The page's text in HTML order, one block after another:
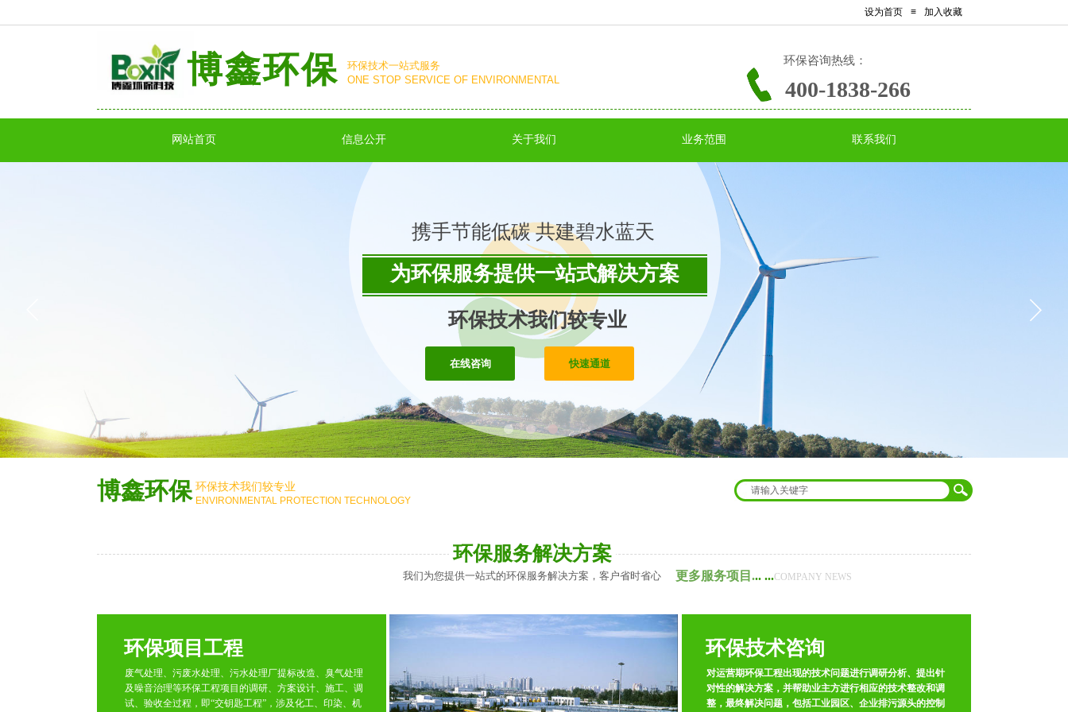
设为首页 ≡ 加入收藏
博鑫环保 环保咨询热线：
环保技术一站式服务
ONE STOP SERVICE OF ENVIRONMENTAL
400-1838-266
网站首页 信息公开 关于我们 业务范围 联系我们
携手节能低碳 共建碧水蓝天
为环保服务提供一站式解决方案
环保技术我们较专业
在线咨询 快速通道
博鑫环保 环保技术我们较专业
ENVIRONMENTAL PROTECTION TECHNOLOGY
环保服务解决方案
更多服务项目 ... ...COMPANY NEWS
我们为您提供一站式的环保服务解决方案，客户省时省心
环保技术咨询
环保项目工程
对运营期环保工程出现的技术问题进行调研分析、提出针
对性的解决方案，并帮助业主方进行相应的技术整改和调
整，最终解决问题，包括工业园区、企业排污源头的控制
废气处理、污废水处理、污水处理厂提标改造、臭气处理
及噪音治理等环保工程项目的调研、方案设计、施工、调
试、验收全过程，即“交钥匙工程”，涉及化工、印染、机